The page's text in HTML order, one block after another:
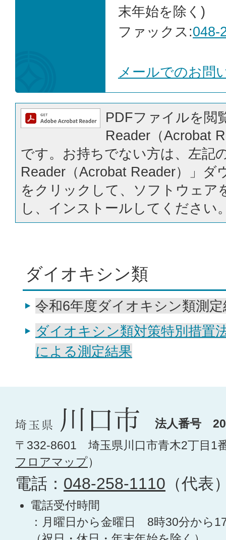
末年始を除く)
ファックス:048-
メールでのお問
PDFファイルを閲
Reader（Acrobat
です。お持ちでない方は、左記
Reader（Acrobat Reader）」ダ
をクリックして、ソフトウェア
し、インストールしてください
ダイオキシン類
令和6年度ダイオキシン類測
ダイオキシン類対策特別措置
による測定結果
法人番号
〒332-8601 埼玉県川口市青木2丁目1
フロアマップ）
電話： 048-258-1110 （代表
電話受付時間
：月曜日から金曜日 8時30分から